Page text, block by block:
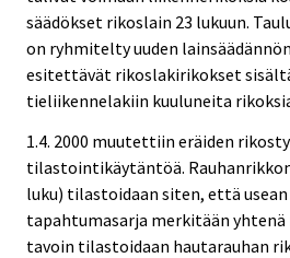
säädökset rikoslain 23 lukuun.
on ryhmitelty uuden
esitettävät rikoslakirikokset
tieliikennelakiin kuuluneita
1.4. 2000 muutettiin eräiden
tilastointikäytäntöä.
luku) tilastoidaan siten, että
tapahtumasarja merkitään yhtenä
tavoin tilastoidaan hautarauhan